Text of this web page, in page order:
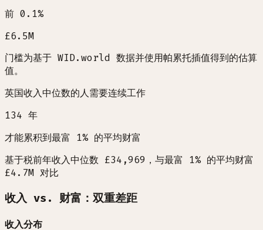
前 0.1%
£6.5M
门槛为基于 WID.world 数据并使用帕累托插值得到的估算
值。
英国收入中位数的人需要连续工作
134 年
才能累积到最富 1% 的平均财富
基于税前年收入中位数 £34,969，与最富 1% 的平均财富
£4.7M 对比
收入 vs. 财富：双重差距
收入分布